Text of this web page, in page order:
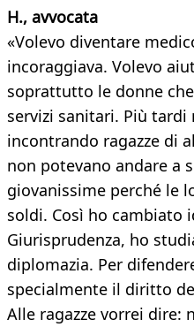
H., avvocata
«Volevo diventare
incoraggiava. Volevo
soprattutto le donne
servizi sanitari. Più
incontrando ragazze di
non potevano andare a
giovanissime perché le
soldi. Così ho cambiato
Giurisprudenza, ho
diplomazia. Per
specialmente il diritto
Alle ragazze vorrei dire: